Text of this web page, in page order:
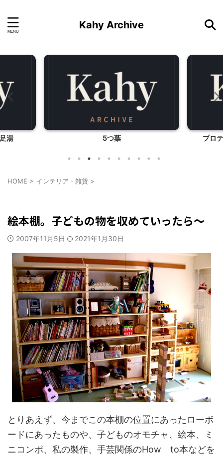
Kahy Archive
湯 5つ葉 プロ
HOME > インテリア・雑貨 >
絵本棚。子どもの物を収めていったら～
2007年11月5日 2021年1月30日
とりあえず、今までこの本棚の位置にあったローボ
ードにあったものや、子どものオモチャ、絵本、ミ
ニコンポ、私の製作、手芸関係のHow to本などを